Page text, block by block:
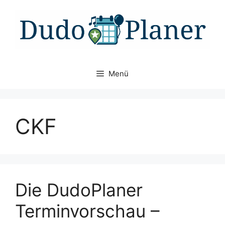
Inhalt
springen
Menü
CKF
Die DudoPlaner
Terminvorschau –